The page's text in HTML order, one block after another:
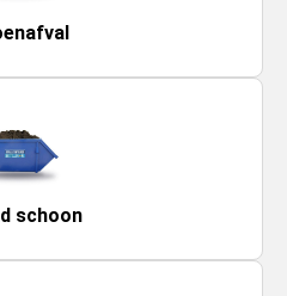
schoon